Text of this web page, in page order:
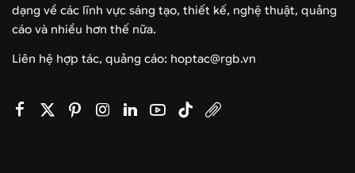
dạng về các lĩnh vực sáng tạo, thiết kế, nghệ thuật, quảng
cáo và nhiều hơn thế nữa.
Liên hệ hợp tác, quảng cáo: hoptac@rgb.vn